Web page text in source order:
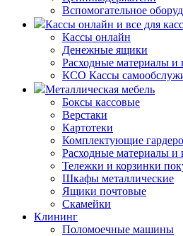
Вспомогательное
Кассы онлайн и все для
Кассы онлайн
Денежные ящики
Расходные материалы
КСО Кассы
Металлическая мебель
Боксы кассовые
Верстаки
Картотеки
Комплектующие
Расходные материалы
Тележки и корзинки
Шкафы металлические
Ящики почтовые
Скамейки
Клининг
Поломоечные машины